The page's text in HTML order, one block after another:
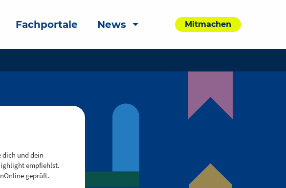
Fachportale News Mitmachen
dich und dein
empfiehlst.
geprüft.